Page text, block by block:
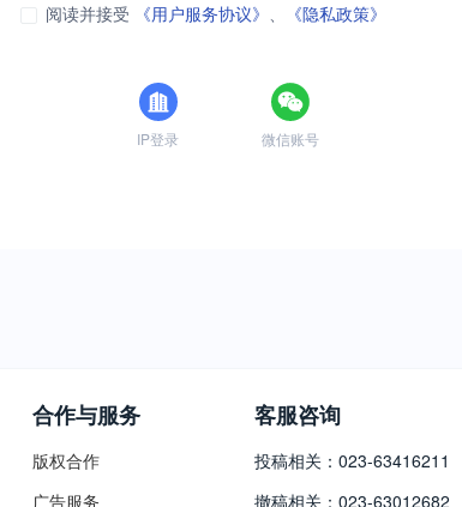
阅读并接受 《用户服务协议》 、 《隐私政策》
IP登录 微信账号
合作与服务
版权合作
广告服务
客服咨询
投稿相关：023-63416211
撤稿相关：023-63012682